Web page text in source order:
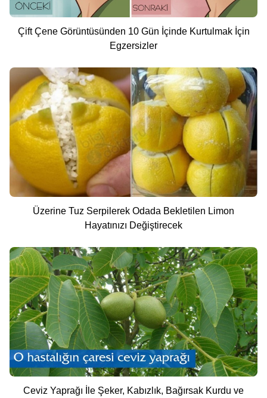
Çift Çene Görüntüsünden 10 Gün İçinde Kurtulmak İçin
Egzersizler
Üzerine Tuz Serpilerek Odada Bekletilen Limon
Hayatınızı Değiştirecek
Ceviz Yaprağı İle Şeker, Kabızlık, Bağırsak Kurdu ve